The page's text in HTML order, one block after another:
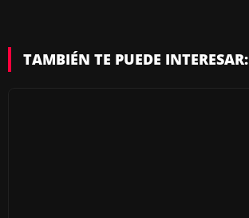
TAMBIÉN TE PUEDE INTERESAR: